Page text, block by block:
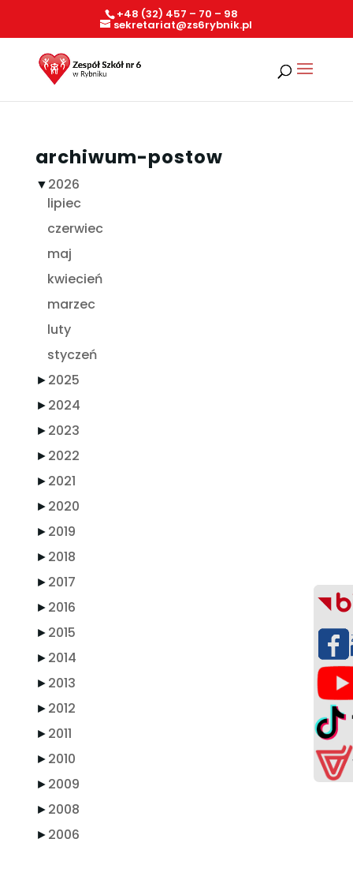
+48 (32) 457 – 70 – 98
sekretariat@zs6rybnik.pl
archiwum-postow
▼2026
lipiec
czerwiec
maj
kwiecień
marzec
luty
styczeń
►2025
►2024
►2023
►2022
►2021
►2020
►2019
►2018
►2017
►2016
►2015
►2014
►2013
►2012
►2011
►2010
►2009
►2008
►2006